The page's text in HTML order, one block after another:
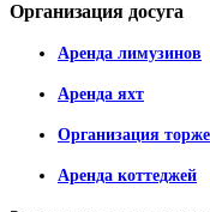
Организация досуга
Аренда лимузинов
Аренда яхт
Организация
Аренда коттеджей